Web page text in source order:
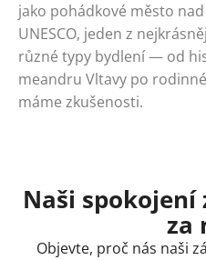
jako pohádkové město
UNESCO, jeden z
různé typy bydlení — od
meandru Vltavy po
máme zkušenosti.
Naši
za
Objevte, proč nás naši